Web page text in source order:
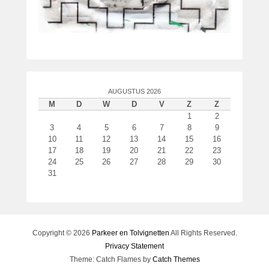
o
c
k
u
AUGUSTUS 2026
M D W D V Z
Z
1
2
3
4 5 6 7 8
9
10
11 12 13 14 15
16
17
18 19 20 21 22
23
24
25 26 27 28 29
30
31
Copyright © 2026 Parkeer en Tolvignetten All Rights Reserved.
Privacy Statement
Theme: Catch Flames by Catch Themes